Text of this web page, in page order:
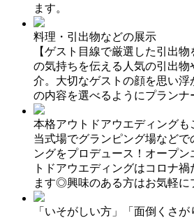
ます。
料理・引出物などの展示
【ゲスト目線で厳選した引出
の気持ちを伝える人気の引出物
介。大切なゲストの顔を思い浮
の内容を選べるようにプランナ
本格アウトドアウエディングも
当式場でグランピング場などで
ングをプロデュース！オープ
トドアウエディングはコロナ
ます◎興味のある方はお気軽に
「いそがしい方」「面倒くさが